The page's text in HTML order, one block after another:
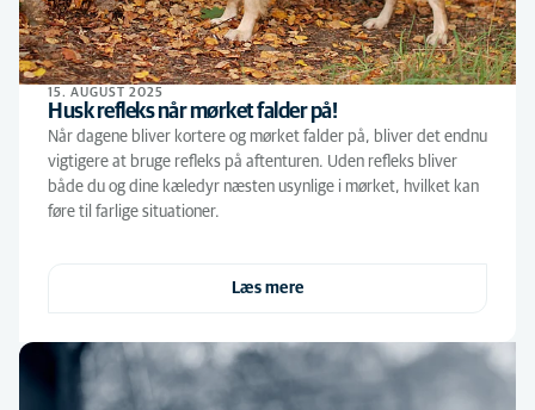
15. AUGUST 2025
Husk refleks når mørket falder på!
Når dagene bliver kortere og mørket falder på, bliver det endnu
vigtigere at bruge refleks på aftenturen. Uden refleks bliver
både du og dine kæledyr næsten usynlige i mørket, hvilket kan
føre til farlige situationer.
Læs mere